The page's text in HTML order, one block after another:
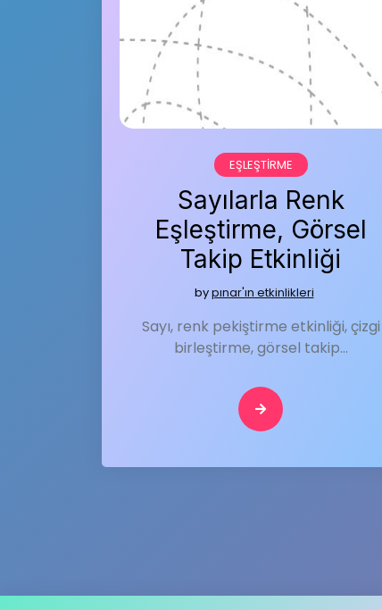
EŞLEŞTIRME
Sayılarla Renk
Eşleştirme, Görsel
Takip Etkinliği
bypınar'ın etkinlikleri
Sayı, renk pekiştirme etkinliği, çizgi
birleştirme, görsel takip…